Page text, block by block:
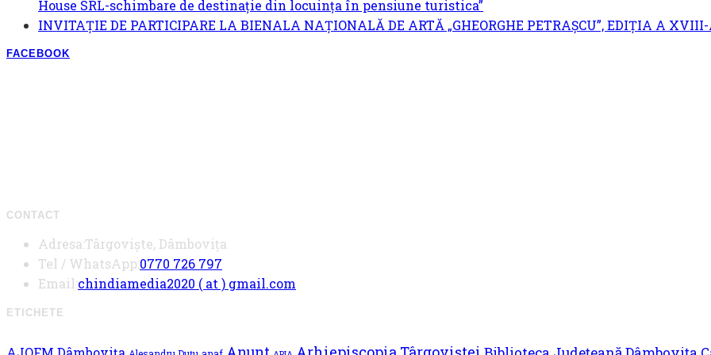
House SRL-schimbare de destinație din locuința în pensiune turistica”
INVITAȚIE DE PARTICIPARE LA BIENALA NAȚIONALĂ DE ARTĂ „GHEORGHE PETRAȘCU”, EDIŢIA A
FACEBOOK
CONTACT
Adresa:Târgoviște, Dâmbovița
Tel / WhatsApp:0770 726 797
in
Email:chindiamedia2020 ( at ) gmail.com
application
ETICHETE